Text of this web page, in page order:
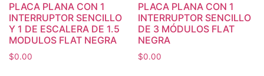
PLACA PLANA CON 1
INTERRUPTOR SENCILLO
Y 1 DE ESCALERA DE 1.5
MODULOS FLAT NEGRA
$0.00
PLACA PLANA CON 1
INTERRUPTOR SENCILLO
DE 3 MÓDULOS FLAT
NEGRA
$0.00